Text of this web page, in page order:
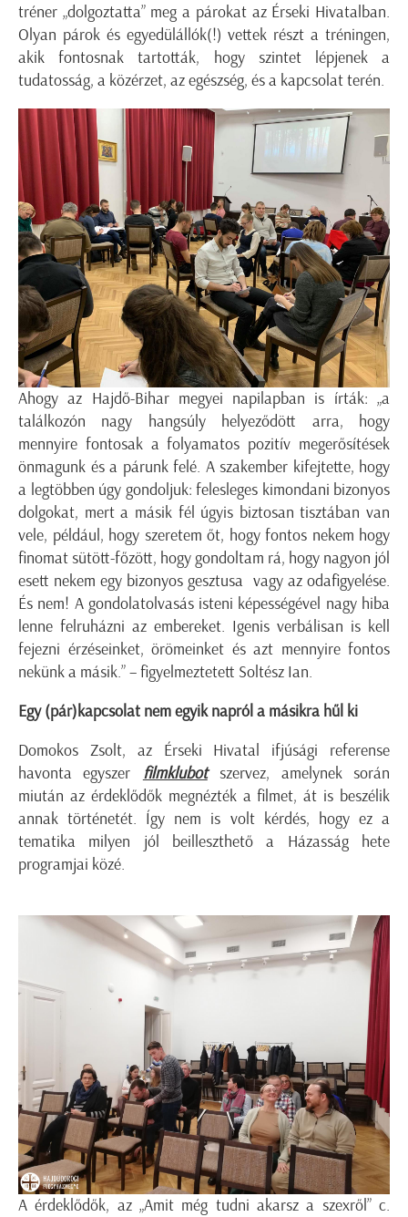
tréner „dolgoztatta” meg a párokat az Érseki Hivatalban.
Olyan párok és egyedülállók(!) vettek részt a tréningen,
akik fontosnak tartották, hogy szintet lépjenek a
tudatosság, a közérzet, az egészség, és a kapcsolat terén.
Ahogy az Hajdő-Bihar megyei napilapban is írták: „a
találkozón nagy hangsúly helyeződött arra, hogy
mennyire fontosak a folyamatos pozitív megerősítések
önmagunk és a párunk felé. A szakember kifejtette, hogy
a legtöbben úgy gondoljuk: felesleges kimondani bizonyos
dolgokat, mert a másik fél úgyis biztosan tisztában van
vele, például, hogy szeretem őt, hogy fontos nekem hogy
finomat sütött-főzött, hogy gondoltam rá, hogy nagyon jól
esett nekem egy bizonyos gesztusa vagy az odafigyelése.
És nem! A gondolatolvasás isteni képességével nagy hiba
lenne felruházni az embereket. Igenis verbálisan is kell
fejezni érzéseinket, örömeinket és azt mennyire fontos
nekünk a másik.” – figyelmeztetett Soltész Ian.
Egy (pár)kapcsolat nem egyik napról a másikra hűl ki
Domokos Zsolt, az Érseki Hivatal ifjúsági referense
havonta egyszer filmklubotszervez, amelynek során
miután az érdeklődők megnézték a filmet, át is beszélik
annak történetét. Így nem is volt kérdés, hogy ez a
tematika milyen jól beilleszthető a Házasság hete
programjai közé.
A érdeklődők, az „Amit még tudni akarsz a szexről” c.